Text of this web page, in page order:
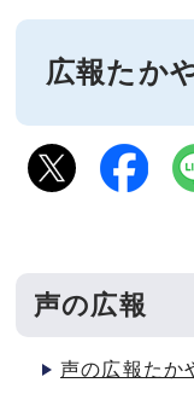
広報たか
声の広報
声の広報たか